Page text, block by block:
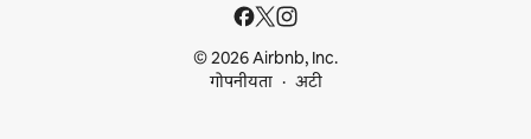
© 2026 Airbnb, Inc.
गोपनीयता
अटी